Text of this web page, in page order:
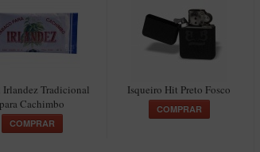
Irlandez Tradicional
para Cachimbo
COMPRAR
Isqueiro Hit Preto Fosco
COMPRAR